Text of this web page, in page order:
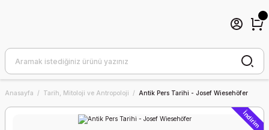
Anasayfa Tarih, Mitoloji ve Antropoloji Antik Pers Tarihi - Josef Wiesehöfer
İndirim